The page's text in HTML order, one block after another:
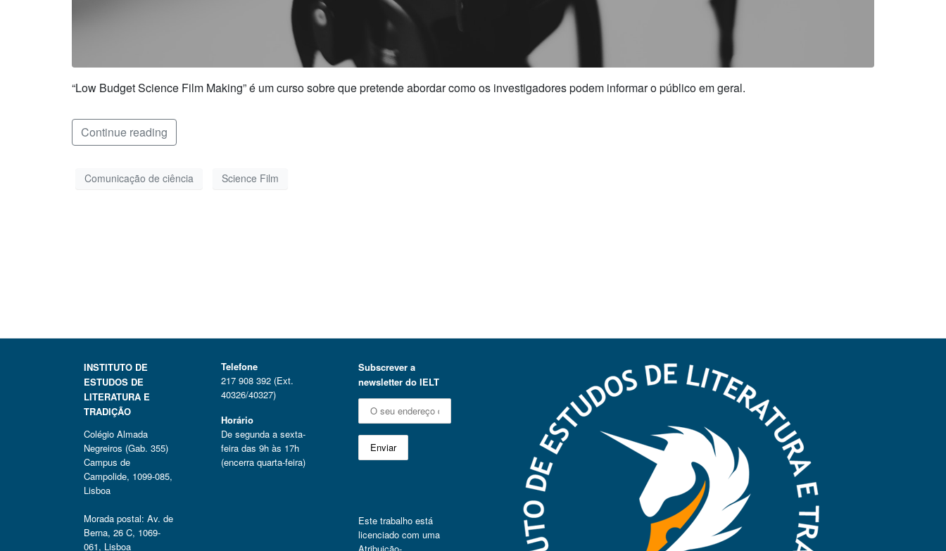
“Low Budget Science Film Making” é um curso sobre que pretende abordar como os investigadores podem informar o público em geral.
Continue reading
Comunicação de ciência Science Film
INSTITUTO DE
ESTUDOS DE
LITERATURA E
TRADIÇÃO
Colégio Almada
Negreiros (Gab. 355)
Campus de
Campolide, 1099-085,
Lisboa
Morada postal: Av. de
Berna, 26 C, 1069-
061, Lisboa
Telefone
217 908 392 (Ext.
40326/40327)
Horário
De segunda a sexta-
feira das 9h às 17h
(encerra quarta-feira)
Subscrever a
newsletter do IELT
Este trabalho está
licenciado com uma